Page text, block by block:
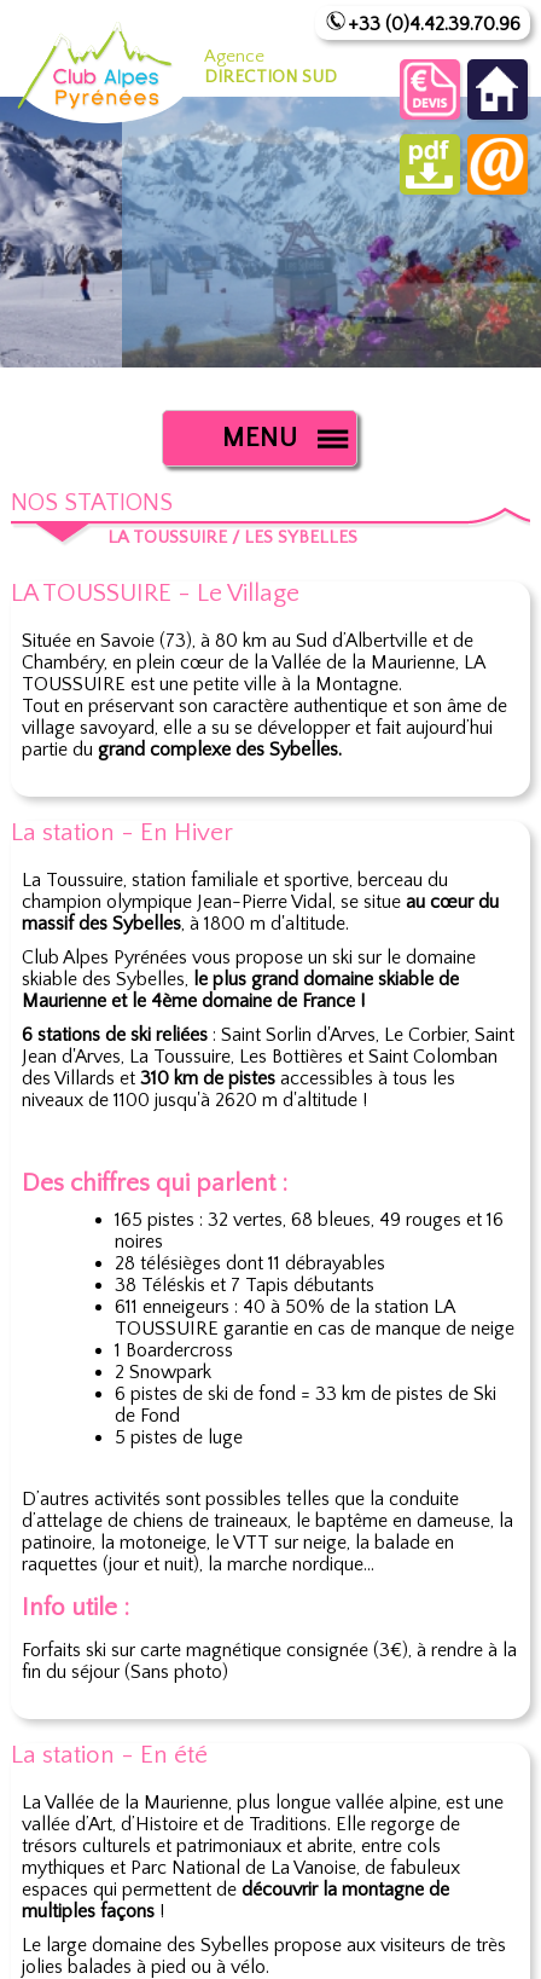
Agence
DIRECTION SUD
+33 (0)4.42.39.70.96
MENU
NOS STATIONS
LA TOUSSUIRE / LES SYBELLES
LA TOUSSUIRE - Le Village
Située en Savoie (73), à 80 km au Sud d’Albertville et de
Chambéry, en plein cœur de la Vallée de la Maurienne, LA
TOUSSUIRE est une petite ville à la Montagne.
Tout en préservant son caractère authentique et son âme de
village savoyard, elle a su se développer et fait aujourd’hui
partie du grand complexe des Sybelles.
La station - En Hiver
La Toussuire, station familiale et sportive, berceau du
champion olympique Jean-Pierre Vidal, se situe au cœur du
massif des Sybelles, à 1800 m d'altitude.
Club Alpes Pyrénées vous propose un ski sur le domaine
skiable des Sybelles, le plus grand domaine skiable de
Maurienne et le 4ème domaine de France !
6 stations de ski reliées: Saint Sorlin d'Arves, Le Corbier, Saint
Jean d'Arves, La Toussuire, Les Bottières et Saint Colomban
des Villards et 310 km de pistes accessibles à tous les
niveaux de 1100 jusqu'à 2620 m d'altitude !
Des chiffres qui parlent :
165 pistes : 32 vertes, 68 bleues, 49 rouges et 16
noires
28 télésièges dont 11 débrayables
38 Téléskis et 7 Tapis débutants
611 enneigeurs : 40 à 50% de la station LA
TOUSSUIRE garantie en cas de manque de neige
1 Boardercross
2 Snowpark
6 pistes de ski de fond = 33 km de pistes de Ski
de Fond
5 pistes de luge
D’autres activités sont possibles telles que la conduite
d’attelage de chiens de traineaux, le baptême en dameuse, la
patinoire, la motoneige, le VTT sur neige, la balade en
raquettes (jour et nuit), la marche nordique…
Info utile :
Forfaits ski sur carte magnétique consignée (3€), à rendre à la
fin du séjour (Sans photo)
La station - En été
La Vallée de la Maurienne, plus longue vallée alpine, est une
vallée d’Art, d’Histoire et de Traditions. Elle regorge de
trésors culturels et patrimoniaux et abrite, entre cols
mythiques et Parc National de La Vanoise, de fabuleux
espaces qui permettent de découvrir la montagne de
multiples façons !
Le large domaine des Sybelles propose aux visiteurs de très
jolies balades à pied ou à vélo.